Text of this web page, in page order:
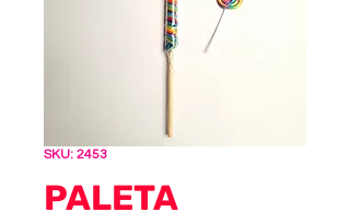
SKU: 2453
PALETA